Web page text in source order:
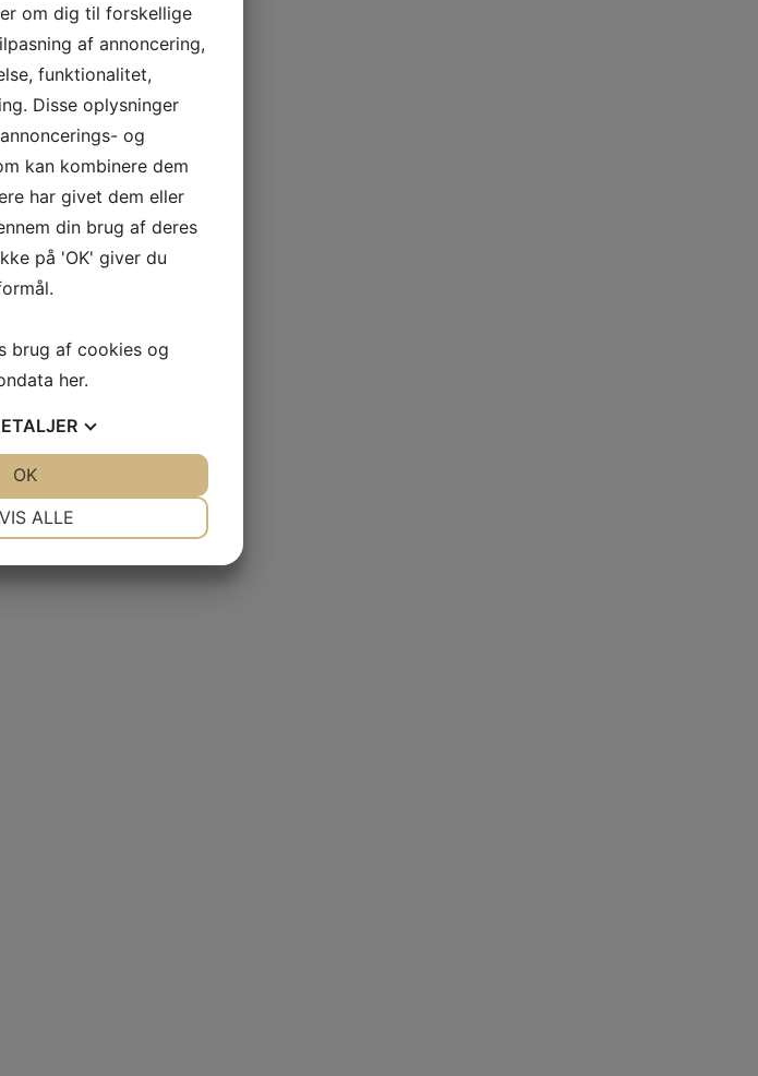
var netop…
om dig til forskellige
af annoncering,
funktionalitet,
Disse oplysninger
og
kan kombinere dem
har givet dem eller
din brug af deres
på 'OK' giver du
brug af cookies og
her.
ALLE
OK